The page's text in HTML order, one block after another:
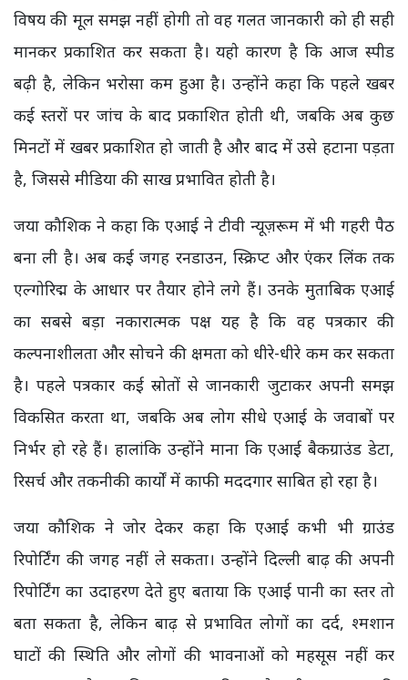
विषय की मूल समझ नहीं होगी तो वह गलत जानकारी को ही सही
मानकर प्रकाशित कर सकता है। यही कारण है कि आज स्पीड
बढ़ी है, लेकिन भरोसा कम हुआ है। उन्होंने कहा कि पहले खबर
कई स्तरों पर जांच के बाद प्रकाशित होती थी, जबकि अब कुछ
मिनटों में खबर प्रकाशित हो जाती है और बाद में उसे हटाना पड़ता
है, जिससे मीडिया की साख प्रभावित होती है।
जया कौशिक ने कहा कि एआई ने टीवी न्यूज़रूम में भी गहरी पैठ
बना ली है। अब कई जगह रनडाउन, स्क्रिप्ट और एंकर लिंक तक
एल्गोरिद्म के आधार पर तैयार होने लगे हैं। उनके मुताबिक एआई
का सबसे बड़ा नकारात्मक पक्ष यह है कि वह पत्रकार की
कल्पनाशीलता और सोचने की क्षमता को धीरे-धीरे कम कर सकता
है। पहले पत्रकार कई स्रोतों से जानकारी जुटाकर अपनी समझ
विकसित करता था, जबकि अब लोग सीधे एआई के जवाबों पर
निर्भर हो रहे हैं। हालांकि उन्होंने माना कि एआई बैकग्राउंड डेटा,
रिसर्च और तकनीकी कार्यों में काफी मददगार साबित हो रहा है।
जया कौशिक ने जोर देकर कहा कि एआई कभी भी ग्राउंड
रिपोर्टिंग की जगह नहीं ले सकता। उन्होंने दिल्ली बाढ़ की अपनी
रिपोर्टिंग का उदाहरण देते हुए बताया कि एआई पानी का स्तर तो
बता सकता है, लेकिन बाढ़ से प्रभावित लोगों का दर्द, श्मशान
घाटों की स्थिति और लोगों की भावनाओं को महसूस नहीं कर